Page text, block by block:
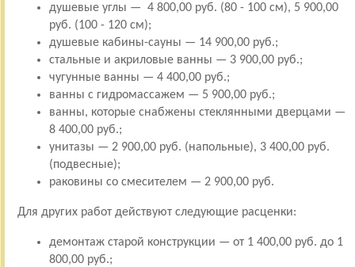
душевые углы — 4 800,00 руб. (80 - 100 см), 5 900,00
руб. (100 - 120 см);
душевые кабины-сауны — 14 900,00 руб.;
стальные и акриловые ванны — 3 900,00 руб.;
чугунные ванны — 4 400,00 руб.;
ванны с гидромассажем — 5 900,00 руб.;
ванны, которые снабжены стеклянными дверцами —
8 400,00 руб.;
унитазы — 2 900,00 руб. (напольные), 3 400,00 руб.
(подвесные);
раковины со смесителем — 2 900,00 руб.
Для других работ действуют следующие расценки:
демонтаж старой конструкции — от 1 400,00 руб. до 1
800,00 руб.;